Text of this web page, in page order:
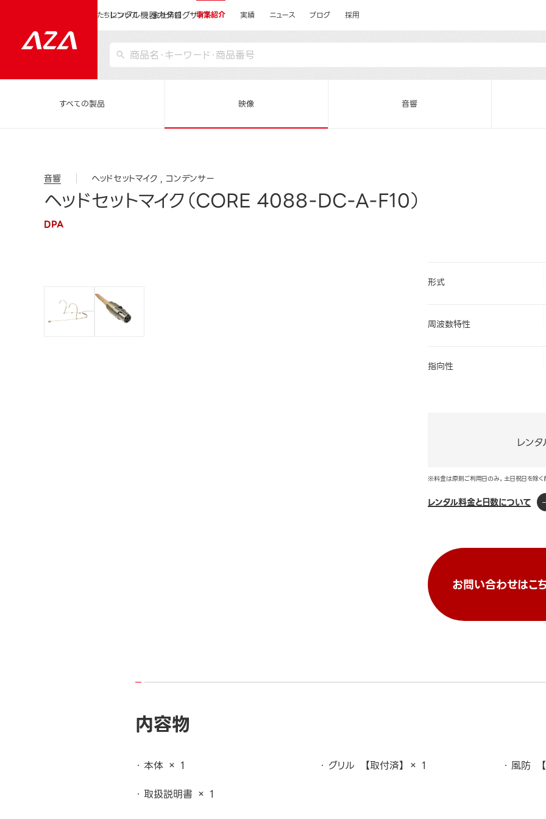
レンタル機器カタログサイト
私たちについて 会社情報 事業紹介 実績 ニュース ブログ 採用
すべての製品 映像 音響
音響 ヘッドセットマイク コンデンサー
ヘッドセットマイク（CORE 4088-DC-A-F10）
DPA
形式
周波数特性
指向性
レン
※料金は原則ご利用日のみ。土日祝日を除
レンタル料金と日数について
お問い合わせはこ
内容物
本体 × 1 グリル 【取付済】 × 1
風防
取扱説明書 × 1